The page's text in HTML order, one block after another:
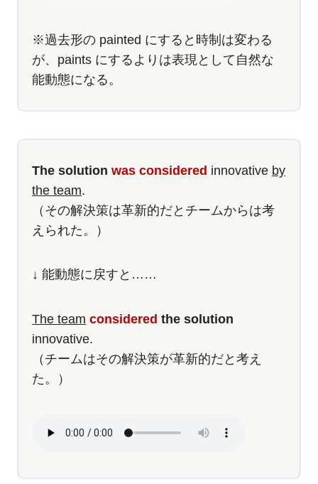
※過去形の painted にすると時制は変わる
が、paints にするよりは表現として自然な
能動態になる。
The solution was considered innovative by
the team.
（その解決策は革新的だとチームからは考
えられた。）
↓ 能動態に戻すと……
The team considered the solution
innovative.
（チームはその解決策が革新的だと考え
た。）